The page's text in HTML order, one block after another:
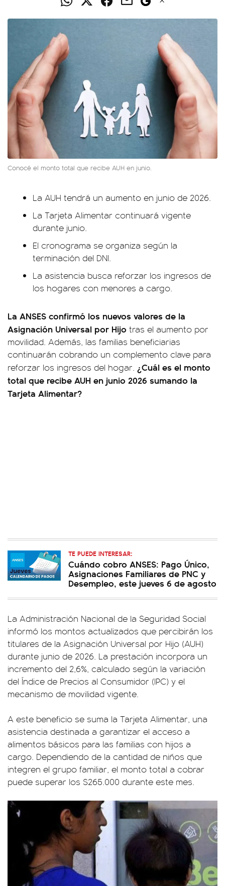
Conocé el monto total que recibe AUH en junio.
La AUH tendrá un aumento en junio de 2026.
La Tarjeta Alimentar continuará vigente
durante junio.
El cronograma se organiza según la
terminación del DNI.
La asistencia busca reforzar los ingresos de
los hogares con menores a cargo.
La ANSES confirmó los nuevos valores de la
Asignación Universal por Hijo tras el aumento por
movilidad. Además, las familias beneficiarias
continuarán cobrando un complemento clave para
reforzar los ingresos del hogar. ¿Cuál es el monto
total que recibe AUH en junio 2026 sumando la
Tarjeta Alimentar?
TE PUEDE INTERESAR:
Cuándo cobro ANSES: Pago Único,
Asignaciones Familiares de PNC y
Desempleo, este jueves 6 de agosto
La Administración Nacional de la Seguridad Social
informó los montos actualizados que percibirán los
titulares de la Asignación Universal por Hijo (AUH)
durante junio de 2026. La prestación incorpora un
incremento del 2,6%, calculado según la variación
del Índice de Precios al Consumidor (IPC) y el
mecanismo de movilidad vigente.
A este beneficio se suma la Tarjeta Alimentar, una
asistencia destinada a garantizar el acceso a
alimentos básicos para las familias con hijos a
cargo. Dependiendo de la cantidad de niños que
integren el grupo familiar, el monto total a cobrar
puede superar los $265.000 durante este mes.